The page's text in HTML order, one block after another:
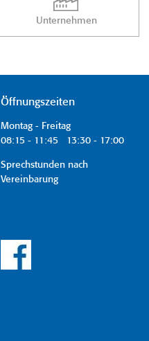
Unternehmen
Öffnungszeiten
Montag - Freitag
08:15 - 11:45 13:30 - 17:00
Sprechstunden nach
Vereinbarung